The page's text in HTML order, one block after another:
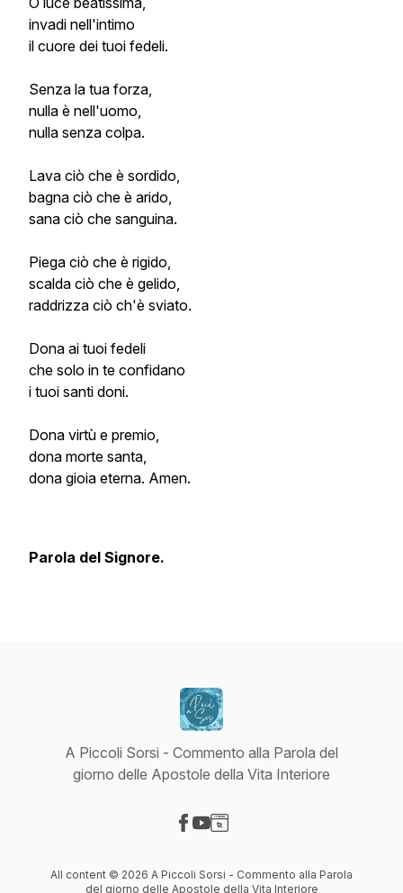
invadi nell'intimo
il cuore dei tuoi fedeli.
Senza la tua forza,
nulla è nell'uomo,
nulla senza colpa.
Lava ciò che è sordido,
bagna ciò che è arido,
sana ciò che sanguina.
Piega ciò che è rigido,
scalda ciò che è gelido,
raddrizza ciò ch'è sviato.
Dona ai tuoi fedeli
che solo in te confidano
i tuoi santi doni.
Dona virtù e premio,
dona morte santa,
dona gioia eterna. Amen.
Parola del Signore.
A Piccoli Sorsi - Commento alla Parola del
giorno delle Apostole della Vita Interiore
All content © 2026 A Piccoli Sorsi - Commento alla Parola
del giorno delle Apostole della Vita Interiore